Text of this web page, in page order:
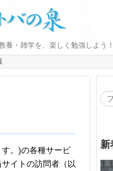
養・雑学を、楽しく勉強しよう！
。)の各種サービ
イトの訪問者（以
新